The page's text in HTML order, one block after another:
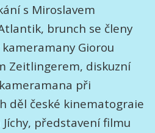
s Miroslavem
brunch se členy
Giorou
Zeitlingerem, diskuzní
při
děl české kinematograie
představení filmu